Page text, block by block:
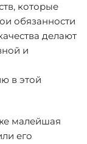
которые
обязанности
делают
и
в этой
малейшая
его